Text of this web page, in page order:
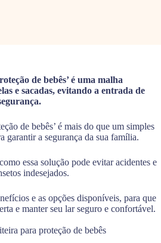
de bebês’ é uma malha
e sacadas, evitando a entrada de
de bebês’ é mais do que um simples
garantir a segurança da sua família.
essa solução pode evitar acidentes e
indesejados.
e as opções disponíveis, para que
e manter seu lar seguro e confortável.